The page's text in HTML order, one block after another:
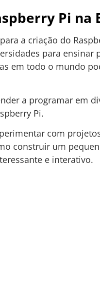
Pi na
a criação do
para ensinar
em todo o mundo
a programar em
Pi.
com
construir um
e interativo.